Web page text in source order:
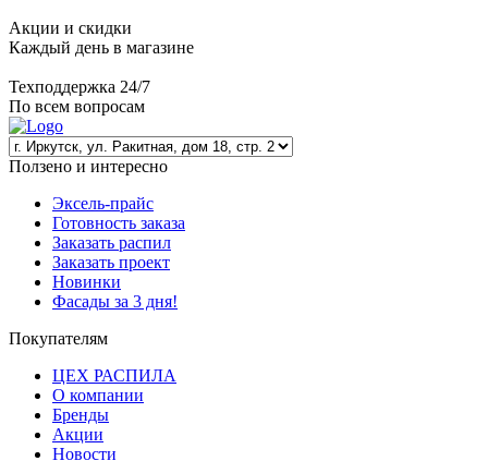
Акции и скидки
Каждый день в магазине
Техподдержка 24/7
По всем вопросам
Ползено и интересно
Эксель-прайс
Готовность заказа
Заказать распил
Заказать проект
Новинки
Фасады за 3 дня!
Покупателям
ЦЕХ РАСПИЛА
О компании
Бренды
Акции
Новости